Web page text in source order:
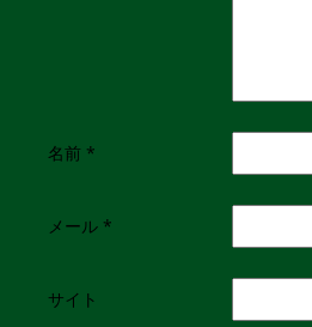
名前 *
メール *
サイト